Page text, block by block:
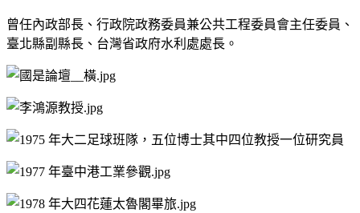
曾任內政部長、行政院政務委員兼公共工程委員會主任委員、
臺北縣副縣長、台灣省政府水利處處長。